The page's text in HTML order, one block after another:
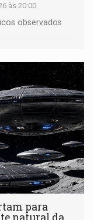
às 20:00
observados
para
natural da